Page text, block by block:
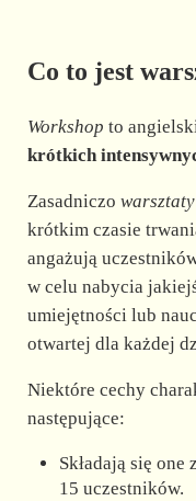
Co to jest
Workshop to
krótkich
Zasadniczo warsztaty
krótkim czasie
angażują
w celu nabycia
umiejętności lub
otwartej dla każdej
Niektóre cechy
następujące:
Składają się
15 uczestników.